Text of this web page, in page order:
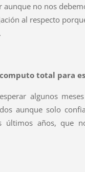
aunque no nos
al respecto
total para
algunos
aunque solo
últimos años, que